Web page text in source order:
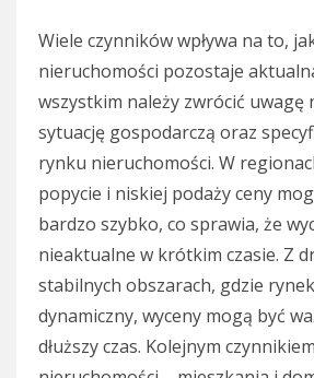
Wiele czynników wpływa na to,
nieruchomości pozostaje
wszystkim należy zwrócić uwagę
sytuację gospodarczą oraz
rynku nieruchomości. W
popycie i niskiej podaży ceny
bardzo szybko, co sprawia, że
nieaktualne w krótkim czasie. Z
stabilnych obszarach, gdzie
dynamiczny, wyceny mogą być
dłuższy czas. Kolejnym